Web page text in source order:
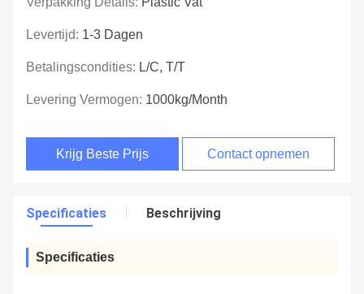
Levertijd: 1-3 Dagen
Betalingscondities: L/C, T/T
Levering Vermogen: 1000kg/month
Krijg Beste Prijs Contact opnemen
Specificaties Beschrijving
Specificaties